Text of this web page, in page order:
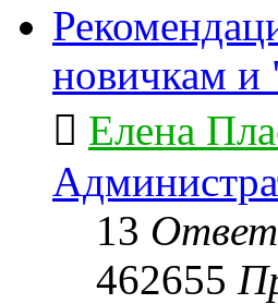
новичкам и
Елена
13
462655